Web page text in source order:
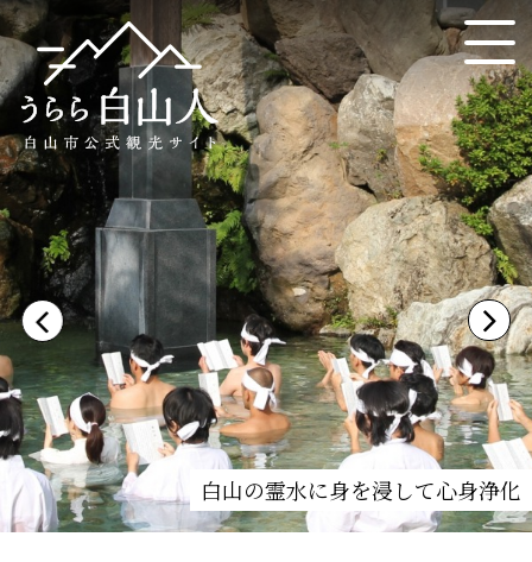
白山の霊水に身を浸して心身浄化